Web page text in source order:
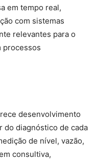
em tempo real,
com sistemas
relevantes para o
processos
desenvolvimento
do diagnóstico de cada
de nível, vazão,
consultiva,